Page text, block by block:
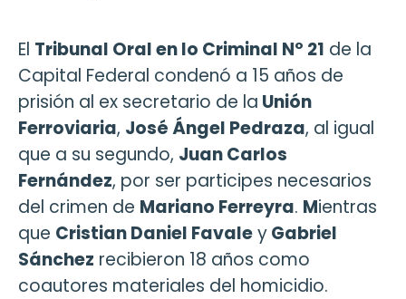
El Tribunal Oral en lo Criminal Nº 21 de la
Capital Federal condenó a 15 años de
prisión al ex secretario de la Unión
Ferroviaria, José Ángel Pedraza, al igual
que a su segundo, Juan Carlos
Fernández, por ser participes necesarios
del crimen de Mariano Ferreyra. Mientras
que Cristian Daniel FavaleyGabriel
Sánchez recibieron 18 años como
coautores materiales del homicidio.